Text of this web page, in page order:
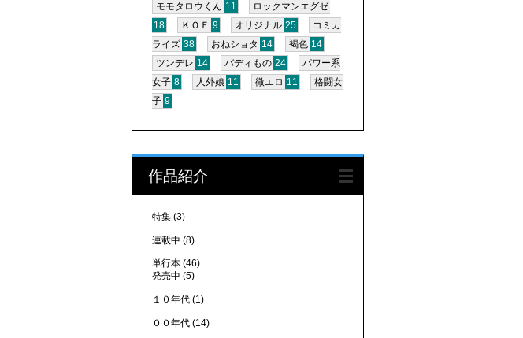
モモタロウくん 11
ロックマンエグゼ
18
ＫＯＦ 9 オリジナル 25
コミカ
ライズ 38 おねショタ 14 褐色 14
ツンデレ 14 バディもの 24
パワー系
女子 8 人外娘 11 微エロ 11
格闘女
子 9
作品紹介
特集 (3)
連載中 (8)
単行本 (46)
発売中 (5)
１０年代 (1)
００年代 (14)